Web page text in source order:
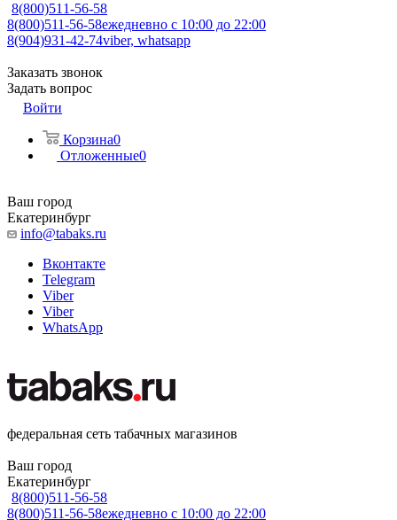
8(800)511-56-58
8(800)511-56-58ежедневно с 10:00 до 22:00
8(904)931-42-74viber, whatsapp
Заказать звонок
Задать вопрос
Войти
Корзина0
Отложенные0
Ваш город
Екатеринбург
info@tabaks.ru
Вконтакте
Telegram
Viber
Viber
WhatsApp
федеральная сеть табачных магазинов
Ваш город
Екатеринбург
8(800)511-56-58
8(800)511-56-58ежедневно с 10:00 до 22:00